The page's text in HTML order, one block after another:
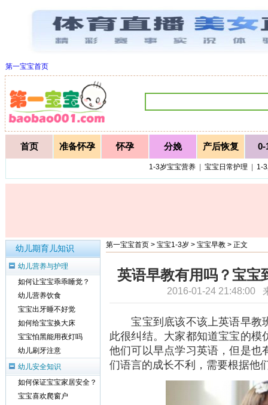
第一宝宝首页
首页 准备怀孕 怀孕 分娩 产后恢复 0-
1-3岁宝宝营养| 宝宝日常护理 1-
第一宝宝首页 > 宝宝1-3岁 > 宝宝早教 > 正文
英语早教有用吗？宝宝
2016-01-24 21:48:00
宝宝到底该不该上英语早教
此很纠结。大家都知道宝宝的模
他们可以早点学习英语，但是也
们语言的成长不利，需要根据他
幼儿期育儿知识
幼儿营养与护理
如何让宝宝乖乖睡觉？
幼儿营养饮食
宝宝出牙睡不好觉
如何给宝宝换大床
宝宝怕黑能用夜灯吗
幼儿刷牙注意
幼儿安全知识
如何保证宝宝家居安全？
宝宝喜欢爬窗户